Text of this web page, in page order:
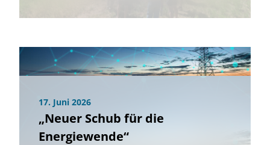
17. Juni 2026
„Neuer Schub für die
Energiewende“